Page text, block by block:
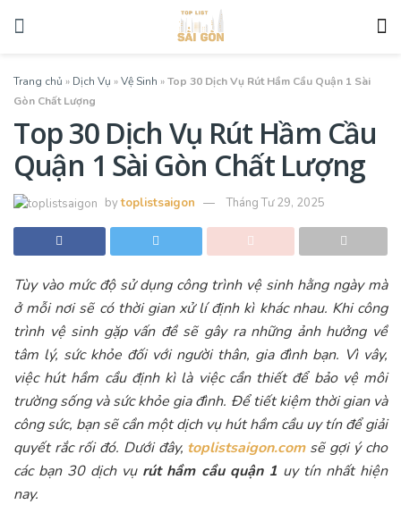
Trang chủ » Dịch Vụ »Vệ Sinh »Top 30 Dịch Vụ Rút Hầm Cầu Quận 1 Sài
Gòn Chất Lượng
Top 30 Dịch Vụ Rút Hầm Cầu
Quận 1 Sài Gòn Chất Lượng
bytoplistsaigon Tháng Tư 29, 2025
Tùy vào mức độ sử dụng công trình vệ sinh hằng ngày mà
ở mỗi nơi sẽ có thời gian xử lí định kì khác nhau. Khi công
trình vệ sinh gặp vấn đề sẽ gây ra những ảnh hưởng về
tâm lý, sức khỏe đối với người thân, gia đình bạn. Vì vây,
việc hút hầm cầu định kì là việc cần thiết để bảo vệ môi
trường sống và sức khỏe gia đình. Để tiết kiệm thời gian và
công sức, bạn sẽ cần một dịch vụ hút hầm cầu uy tín để giải
quyết rắc rối đó. Dưới đây, toplistsaigon.comsẽ gợi ý cho
các bạn 30 dịch vụrút hầm cầu quận 1 uy tín nhất hiện
nay.